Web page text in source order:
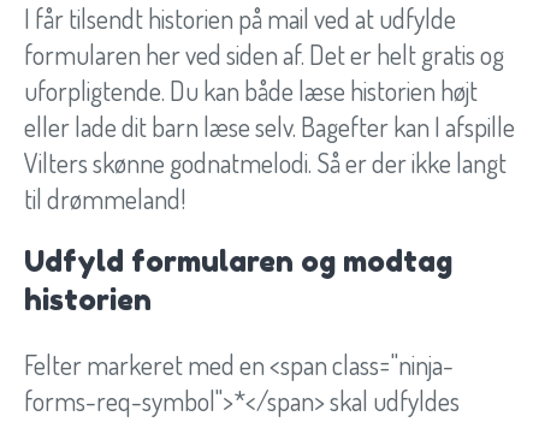
I får tilsendt historien på mail ved at udfylde
formularen her ved siden af. Det er helt gratis og
uforpligtende. Du kan både læse historien højt
eller lade dit barn læse selv. Bagefter kan I afspille
Vilters skønne godnatmelodi. Så er der ikke langt
til drømmeland!
Udfyld formularen og modtag
historien
Felter markeret med en <span class="ninja-
forms-req-symbol">*</span> skal udfyldes